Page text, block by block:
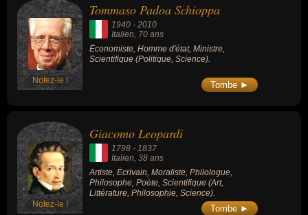
Notez-le !
Tommaso Padoa Schioppa
1940 - 2010
Italien, 70 ans
Économiste, Homme d'état, Ministre,
Scientifique (Politique, Science).
Tombe ►
Notez-le !
Giacomo Leopardi
1798 - 1837
Italien, 38 ans
Artiste, Écrivain, Moraliste, Philologue,
Philosophe, Poète, Scientifique (Art,
Littérature, Philosophie, Science).
Tombe ►